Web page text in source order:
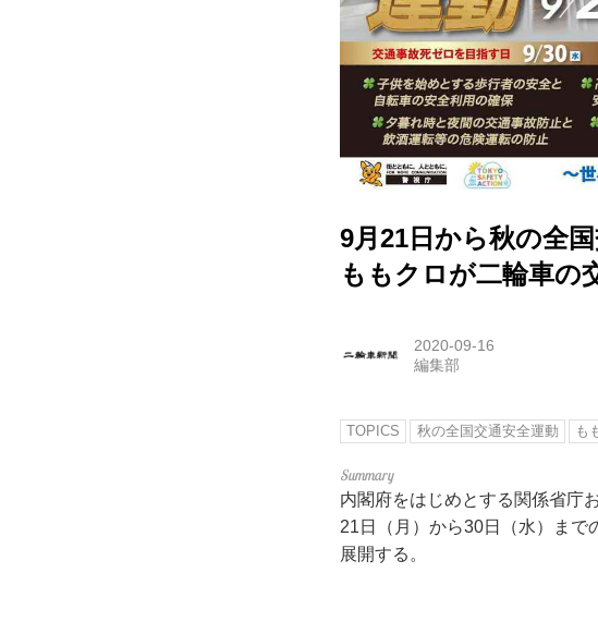
9月21日から秋の全
ももクロが二輪車の
2020-09-16
編集部
TOPICS 秋の全国交通安全運動 も
内閣府をはじめとする関係省庁
21日（月）から30日（水）まで
展開する。